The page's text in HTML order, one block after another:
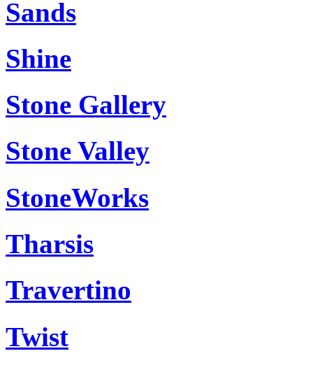
Sands
Shine
Stone Gallery
Stone Valley
StoneWorks
Tharsis
Travertino
Twist